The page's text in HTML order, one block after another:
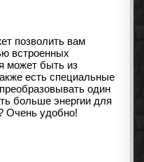
позволить вам
встроенных
может быть из
есть специальные
один
больше энергии для
Очень удобно!